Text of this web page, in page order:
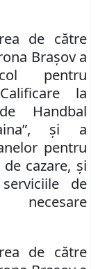
de către
Brașov a
pentru
la
Handbal
și a
pentru
cazare, și
de
de către